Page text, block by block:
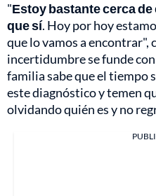
"Estoy bastante cerca
que sí. Hoy por hoy
que lo vamos a encontrar",
incertidumbre se funde
familia sabe que el tiempo
este diagnóstico y temen
olvidando quién es y no